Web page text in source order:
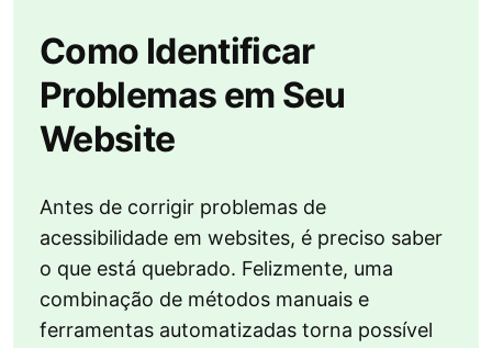
Como Identificar
Problemas em Seu
Website
Antes de corrigir problemas de
acessibilidade em websites, é preciso saber
o que está quebrado. Felizmente, uma
combinação de métodos manuais e
ferramentas automatizadas torna possível